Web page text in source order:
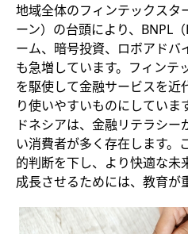
地域全体のフィンテックスタ
ーン）の台頭により、BNPL
ーム、暗号投資、ロボアドバ
も急増しています。フィンテ
を駆使して金融サービスを近
り使いやすいものにしていま
ドネシアは、金融リテラシ
い消費者が多く存在します。
的判断を下し、より快適な未
成長させるためには、教育が